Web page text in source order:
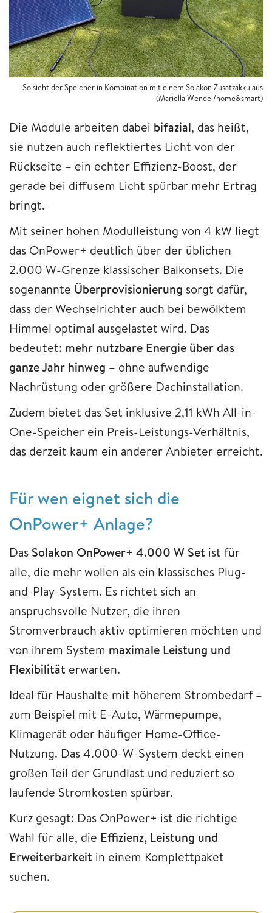
So sieht der Speicher in Kombination mit einem Solakon Zusatzakku aus
(Mariella Wendel/home&smart)
Die Module arbeiten dabei bifazial, das heißt,
sie nutzen auch reflektiertes Licht von der
Rückseite – ein echter Effizienz-Boost, der
gerade bei diffusem Licht spürbar mehr Ertrag
bringt.
Mit seiner hohen Modulleistung von 4 kW liegt
das OnPower+ deutlich über der üblichen
2.000 W-Grenze klassischer Balkonsets. Die
sogenannte Überprovisionierung sorgt dafür,
dass der Wechselrichter auch bei bewölktem
Himmel optimal ausgelastet wird. Das
bedeutet: mehr nutzbare Energie über das
ganze Jahr hinweg – ohne aufwendige
Nachrüstung oder größere Dachinstallation.
Zudem bietet das Set inklusive 2,11 kWh All-in-
One-Speicher ein Preis-Leistungs-Verhältnis,
das derzeit kaum ein anderer Anbieter erreicht.
Für wen eignet sich die
OnPower+ Anlage?
Das Solakon OnPower+ 4.000 W Set ist für
alle, die mehr wollen als ein klassisches Plug-
and-Play-System. Es richtet sich an
anspruchsvolle Nutzer, die ihren
Stromverbrauch aktiv optimieren möchten und
von ihrem System maximale Leistung und
Flexibilität erwarten.
Ideal für Haushalte mit höherem Strombedarf –
zum Beispiel mit E-Auto, Wärmepumpe,
Klimagerät oder häufiger Home-Office-
Nutzung. Das 4.000-W-System deckt einen
großen Teil der Grundlast und reduziert so
laufende Stromkosten spürbar.
Kurz gesagt: Das OnPower+ ist die richtige
Wahl für alle, die Effizienz, Leistung und
Erweiterbarkeit in einem Komplettpaket
suchen.